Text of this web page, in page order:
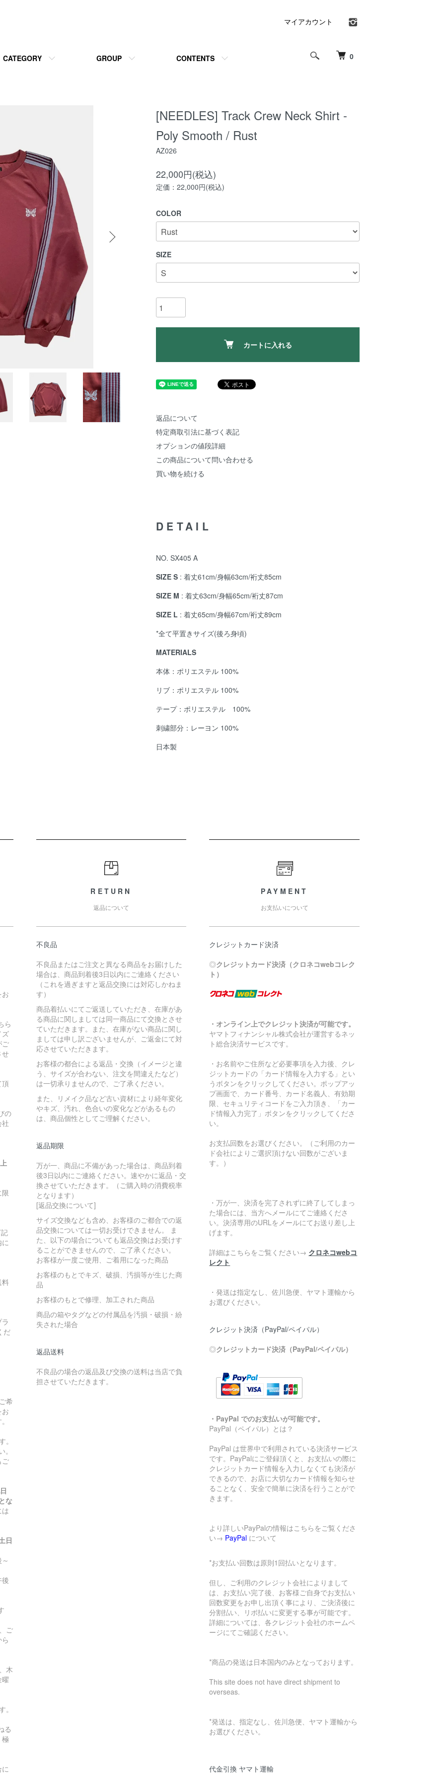
0
CATEGORY GROUP CONTENTS
マイアカウント
[NEEDLES] Track Crew Neck Shirt -
Poly Smooth / Rust
AZ026
22,000円(税込)
定価：22,000円(税込)
COLOR
SIZE
カートに入れる
返品について
特定商取引法に基づく表記
オプションの値段詳細
この商品について問い合わせる
買い物を続ける
DETAIL
NO. SX405 A
SIZE S : 着丈61cm/身幅63cm/裄丈85cm
SIZE M : 着丈63cm/身幅65cm/裄丈87cm
SIZE L : 着丈65cm/身幅67cm/裄丈89cm
*全て平置きサイズ(後ろ身頃)
MATERIALS
本体：ポリエステル 100%
リブ：ポリエステル 100%
テープ：ポリエステル 100%
刺繍部分：レーヨン 100%
日本製
ら
ズ
ご
の
料
だ
希
。
ご
な
日
ご
木
。
る
極
RETURN
返品について
不良品
不良品またはご注文と異なる商品をお届けした
場合は、商品到着後3日以内にご連絡ください
（これを過ぎますと返品交換には対応しかねま
す）
商品着払いにてご返送していただき、在庫があ
る商品に関しましては同一商品にて交換とさせ
ていただきます。また、在庫がない商品に関し
ましては申し訳ございませんが、ご返金にて対
応させていただきます。
お客様の都合による返品・交換（イメージと違
う、サイズが合わない、注文を間違えたなど）
は一切承りませんので、ご了承ください。
また、リメイク品など古い資材により経年変化
やキズ、汚れ、色合いの変化などがあるもの
は、商品個性としてご理解ください。
返品期限
万が一、商品に不備があった場合は、商品到着
後3日以内にご連絡ください。速やかに返品・交
換させていただきます。（ご購入時の消費税率
となります）
[返品交換について]
サイズ交換なども含め、お客様のご都合での返
品交換については一切お受けできません。 ま
た、以下の場合についても返品交換はお受けす
ることができませんので、ご了承ください。
お客様が一度ご使用、ご着用になった商品
お客様のもとでキズ、破損、汚損等が生じた商
品
お客様のもとで修理、加工された商品
商品の箱やタグなどの付属品を汚損・破損・紛
失された場合
返品送料
不良品の場合の返品及び交換の送料は当店で負
担させていただきます。
PAYMENT
お支払いについて
クレジットカード決済
◎クレジットカード決済（クロネコwebコレク
ト）
・オンライン上でクレジット決済が可能です。
ヤマトフィナンシャル株式会社が運営するネッ
ト総合決済サービスです。
・お名前やご住所など必要事項を入力後、クレ
ジットカードの「カード情報を入力する」とい
うボタンをクリックしてください。ポップアッ
プ画面で、カード番号、カード名義人、有効期
限、セキュリティコードをご入力頂き、「カー
ド情報入力完了」ボタンをクリックしてくださ
い。
お支払回数をお選びください。（ご利用のカー
ド会社によりご選択頂けない回数がございま
す。）
・万が一、決済を完了されずに終了してしまっ
た場合には、当方へメールにてご連絡くださ
い。決済専用のURLをメールにてお送り差し上
げます。
詳細はこちらをご覧ください→ クロネコwebコ
レクト
・発送は指定なし、佐川急便、ヤマト運輸から
お選びください。
クレジット決済（PayPal/ペイパル）
◎クレジットカード決済（PayPal/ペイパル）
・PayPal でのお支払いが可能です。
PayPal（ペイパル）とは？
PayPal は世界中で利用されている決済サービス
です。PayPalにご登録頂くと、お支払いの際に
クレジットカード情報を入力しなくても決済が
できるので、お店に大切なカード情報を知らせ
ることなく、安全で簡単に決済を行うことがで
きます。
より詳しいPayPalの情報はこちらをご覧くださ
い→ PayPal について
*お支払い回数は原則1回払いとなります。
但し、ご利用のクレジット会社によりまして
は、お支払い完了後、お客様ご自身でお支払い
回数変更をお申し出頂く事により、ご決済後に
分割払い、リボ払いに変更する事が可能です。
詳細については、各クレジット会社のホームペ
ージにてご確認ください。
*商品の発送は日本国内のみとなっております。
This site does not have direct shipment to
overseas.
*発送は、指定なし、佐川急便、ヤマト運輸から
お選びください。
代金引換 ヤマト運輸